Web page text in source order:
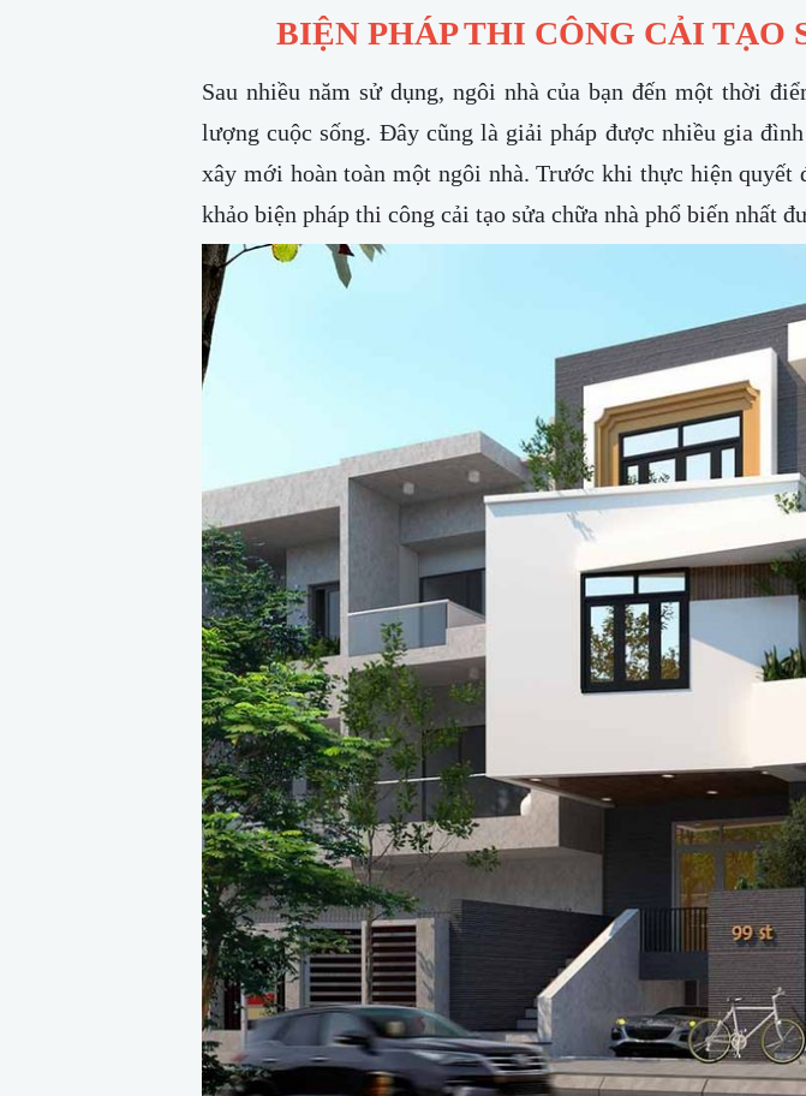
BIỆN PHÁP THI CÔNG CẢI TẠO
Sau nhiều năm sử dụng, ngôi nhà của bạn đến một thời
lượng cuộc sống. Đây cũng là giải pháp được nhiều gia
xây mới hoàn toàn một ngôi nhà. Trước khi thực hiện quyết
khảo biện pháp thi công cải tạo sửa chữa nhà phổ biến nhất